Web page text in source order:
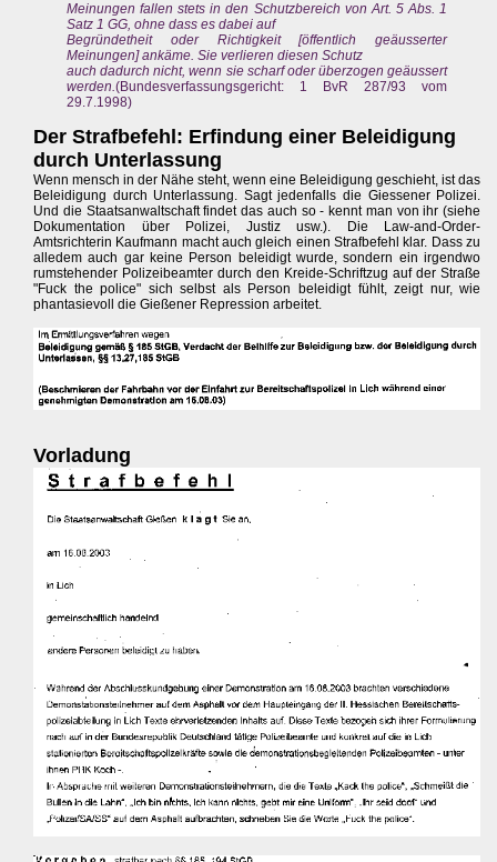
Meinungen fallen stets in den Schutzbereich von Art. 5 Abs. 1
Satz 1 GG, ohne dass es dabei auf
Begründetheit oder Richtigkeit [öffentlich geäusserter
Meinungen] ankäme. Sie verlieren diesen Schutz
auch dadurch nicht, wenn sie scharf oder überzogen geäussert
werden.(Bundesverfassungsgericht: 1 BvR 287/93 vom
29.7.1998)
Der Strafbefehl: Erfindung einer Beleidigung
durch Unterlassung
Wenn mensch in der Nähe steht, wenn eine Beleidigung geschieht, ist das
Beleidigung durch Unterlassung. Sagt jedenfalls die Giessener Polizei.
Und die Staatsanwaltschaft findet das auch so - kennt man von ihr (siehe
Dokumentation über Polizei, Justiz usw.). Die Law-and-Order-
Amtsrichterin Kaufmann macht auch gleich einen Strafbefehl klar. Dass zu
alledem auch gar keine Person beleidigt wurde, sondern ein irgendwo
rumstehender Polizeibeamter durch den Kreide-Schriftzug auf der Straße
"Fuck the police" sich selbst als Person beleidigt fühlt, zeigt nur, wie
phantasievoll die Gießener Repression arbeitet.
Vorladung